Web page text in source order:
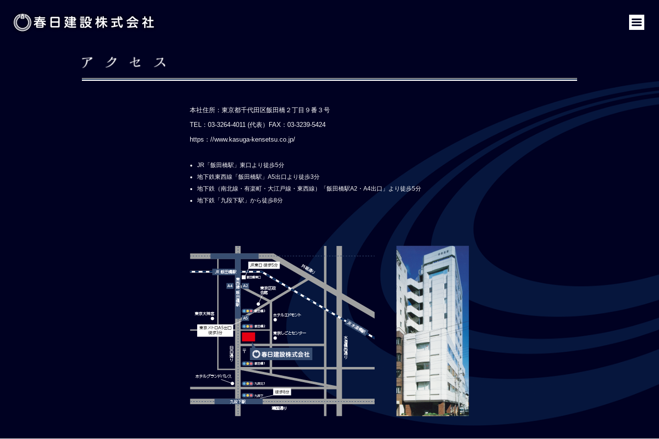
本社住所：東京都千代田区飯田橋２丁目９番３号
TEL：03-3264-4011 (代表）
FAX：03-3239-5424
https：//www.kasuga-kensetsu.co.jp/
JR「飯田橋駅」東口より徒歩5分
地下鉄東西線「飯田橋駅」A5出口より徒歩3分
地下鉄（南北線・有楽町・大江戸線・東西線）「飯田橋駅A2・A4出口」より徒歩5分
地下鉄「九段下駅」から徒歩8分